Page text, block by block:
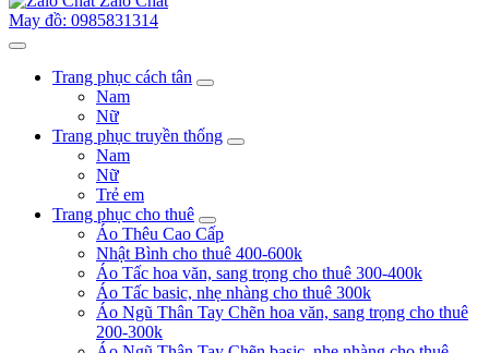
May đồ: 0985831314
Trang phục cách tân
Nam
Nữ
Trang phục truyền thống
Nam
Nữ
Trẻ em
Trang phục cho thuê
Áo Thêu Cao Cấp
Nhật Bình cho thuê 400-600k
Áo Tấc hoa văn, sang trọng cho thuê 300-400k
Áo Tấc basic, nhẹ nhàng cho thuê 300k
Áo Ngũ Thân Tay Chẽn hoa văn, sang trọng cho thuê
200-300k